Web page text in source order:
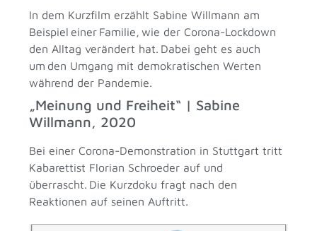
In dem Kurzfilm erzählt Sabine Willmann am
Beispiel einer Familie, wie der Corona-Lockdown
den Alltag verändert hat. Dabei geht es auch
um den Umgang mit demokratischen Werten
während der Pandemie.
„Meinung und Freiheit“ | Sabine
Willmann, 2020
Bei einer Corona-Demonstration in Stuttgart tritt
Kabarettist Florian Schroeder auf und
überrascht. Die Kurzdoku fragt nach den
Reaktionen auf seinen Auftritt.